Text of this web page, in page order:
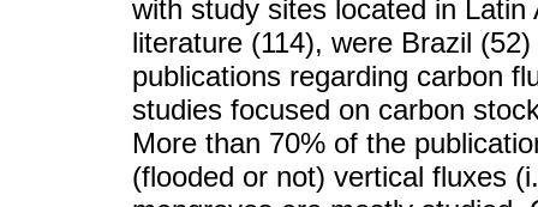
with study sites located in
literature (114), were Brazil
publications regarding carbon
studies focused on carbon
More than 70% of the
(flooded or not) vertical fluxes